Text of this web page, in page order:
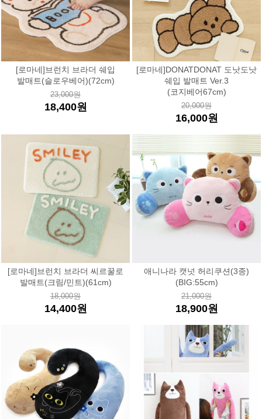
[로마네]브런치 브라더 쉐입
발매트(슬로우베어)(72cm)
23,000원
18,400원
[로마네]DONATDONAT 도낫도낫
쉐입 발매트 Ver.3
(코지베어67cm)
20,000원
16,000원
[로마네]브런치 브라더 씨르꿀로
발매트(크림/민트)(61cm)
18,000원
14,400원
애니나라 캣넛 허리쿠션(3종)
(BIG:55cm)
21,000원
18,900원